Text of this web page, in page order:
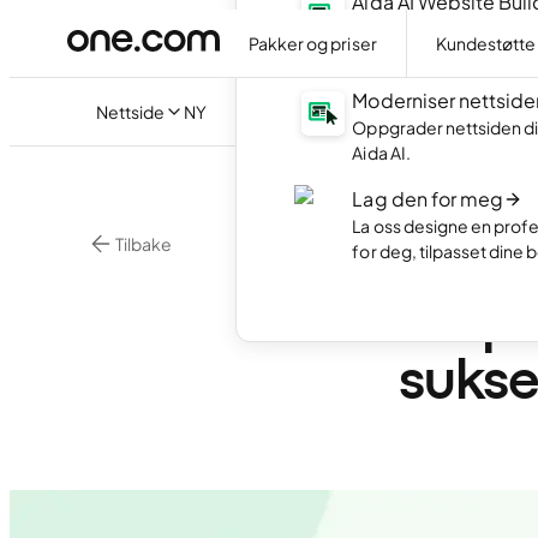
Pakker og priser Kundestøtte
Nettside NY
AI.
Moderniser
Oppgrader nettsiden
Aida AI.
Lag den for meg
La oss designe en
for deg, tilpasset dine
Tilbake